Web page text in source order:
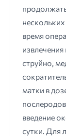
время
струйно,
матки в
введение
сутки. Для